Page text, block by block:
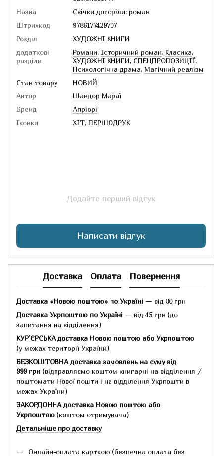
Назва
Свічки догоріли: роман
Штрихкод
9786177429707
Розділ
ХУДОЖНІ КНИГИ
додаткові
розділи
Романи, Історичний роман, Класика,
ХУДОЖНІ КНИГИ, СПЕЦПРОПОЗИЦІЇ,
Психологічна драма, Магічний реалізм
Стан товару
НОВИЙ
Автор
Шандор Мараї
Бренд
Апріорі
Іконки
ХІТ, ПЕРШОДРУК
Додайте перший відгук
Написати відгук
Доставка Оплата Повернення
Доставка «Новою поштою» по Україні — від 80 грн
Доставка Укрпоштою по Україні — від 45 грн (до
запитання на відділення)
КУР'ЄРСЬКА доставка Новою поштою або Укрпоштою
(у межах території України)
БЕЗКОШТОВНА доставка замовлень на суму від
999 грн (відправляємо коштом книгарні на відділення /
поштомати Нової пошти і на відділення Укрпошти в
межах України)
ЗАКОРДОННА доставка Новою поштою або
Укрпоштою (коштом отримувача)
Детальніше про доставку
Онлайн-оплата карткою (безпечна оплата без